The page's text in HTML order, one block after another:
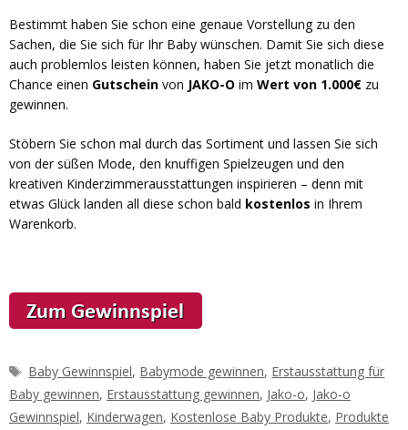
Bestimmt haben Sie schon eine genaue Vorstellung zu den
Sachen, die Sie sich für Ihr Baby wünschen. Damit Sie sich diese
auch problemlos leisten können, haben Sie jetzt monatlich die
Chance einen Gutschein von JAKO-O im Wert von 1.000€ zu
gewinnen.
Stöbern Sie schon mal durch das Sortiment und lassen Sie sich
von der süßen Mode, den knuffigen Spielzeugen und den
kreativen Kinderzimmerausstattungen inspirieren – denn mit
etwas Glück landen all diese schon bald kostenlos in Ihrem
Warenkorb.
Schlagwörter
Baby Gewinnspiel, Babymode gewinnen, Erstausstattung für
Baby gewinnen, Erstausstattung gewinnen, Jako-o, Jako-o
Gewinnspiel, Kinderwagen, Kostenlose Baby Produkte, Produkte